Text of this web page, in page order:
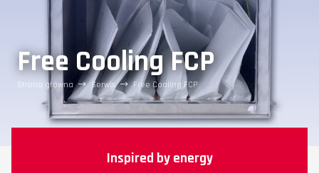
Free Cooling FCP
Strona główna Serwis Free Cooling FCP
Inspired by energy